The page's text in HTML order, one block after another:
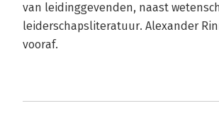
van leidinggevenden, naast
leiderschapsliteratuur. Alexander
vooraf.